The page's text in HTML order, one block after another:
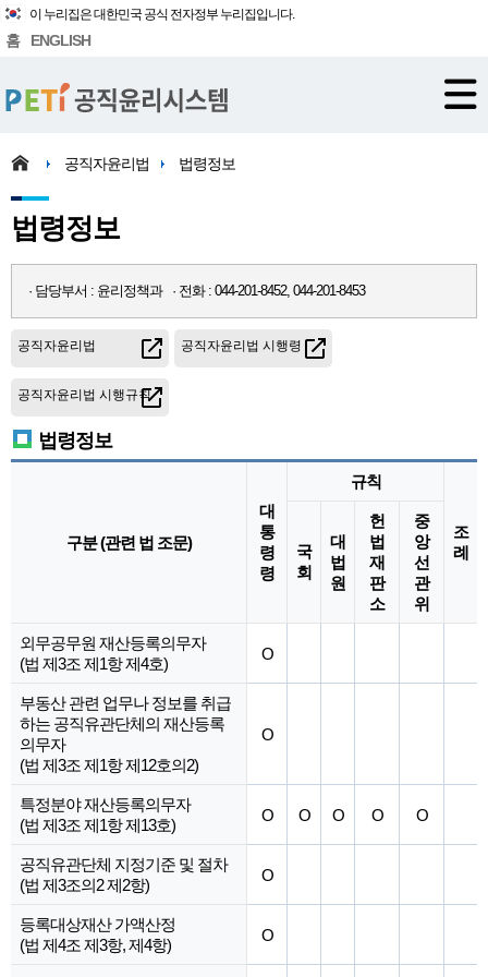
이 누리집은 대한민국 공식 전자정부 누리집입니다.
홈 ENGLISH
공직자윤리법 법령정보
법령정보
· 담당부서 : 윤리정책과 · 전화 : 044-201-8452, 044-201-8453
공직자윤리법 공직자윤리법 시행령
공직자윤리법 시행규칙
법령정보
구분 (관련 법 조문)
대
통
령
령
규칙
조
례
국
회
대
법
원
헌
법
재
판
소
중
앙
선
관
위
외무공무원 재산등록의무자
(법 제3조 제1항 제4호)
O
부동산 관련 업무나 정보를 취급
하는 공직유관단체의 재산등록
의무자
(법 제3조 제1항 제12호의2)
O
특정분야 재산등록의무자
(법 제3조 제1항 제13호)
O O O O O
공직유관단체 지정기준 및 절차
(법 제3조의2 제2항)
O
등록대상재산 가액산정
(법 제4조 제3항, 제4항)
O